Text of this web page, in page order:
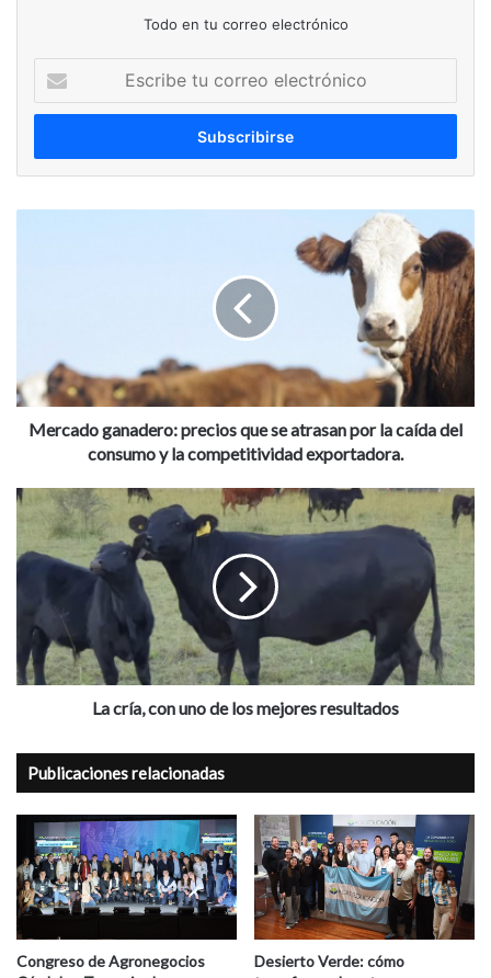
Todo en tu correo electrónico
correo
la
caída
del
la
competitividad
exportadora.
Mercado ganadero: precios que se atrasan por la caída del
consumo y la competitividad exportadora.
La
cría,
uno
mejores
resultados
La cría, con uno de los mejores resultados
Publicaciones relacionadas
Congreso de Agronegocios
Desierto Verde: cómo